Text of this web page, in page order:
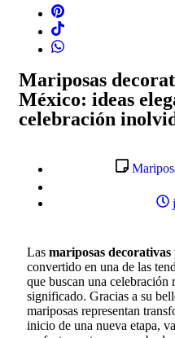
Mariposas
México: ideas
celebración
Las mariposas
convertido en una de las
que buscan una celebración
significado. Gracias a su
mariposas representan
inicio de una nueva etapa,